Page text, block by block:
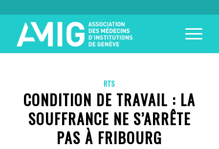
RTS
CONDITION DE TRAVAIL : LA
SOUFFRANCE NE S’ARRÊTE
PAS À FRIBOURG